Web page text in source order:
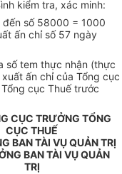
kiểm tra, xác minh:
đến số 58000 = 1000
ấn chỉ số 57 ngày
số tem thực nhận (thực
ấn chỉ của Tổng cục
cục Thuế trước
CỤC TRƯỞNG TỔNG
CỤC THUẾ
BAN TÀI VỤ QUẢN TRỊ
BAN TÀI VỤ QUẢN
TRỊ